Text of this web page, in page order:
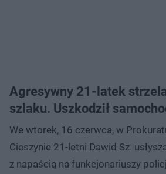
Agresywny 21-latek
szlaku. Uszkodził
We wtorek, 16 czerwca, w
Cieszynie 21-letni Dawid Sz.
z napaścią na funkcjonariuszy